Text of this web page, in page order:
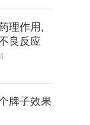
理作用,
良反应
牌子效果